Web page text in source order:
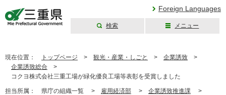
Foreign Languages
検索 メニュー
現在位置： トップページ > 観光・産業・しごと > 企業誘致 >
企業誘致総合 >
コクヨ株式会社三重工場が緑化優良工場等表彰を受賞しました
担当所属： 県庁の組織一覧 > 雇用経済部 > 企業誘致推進課 >